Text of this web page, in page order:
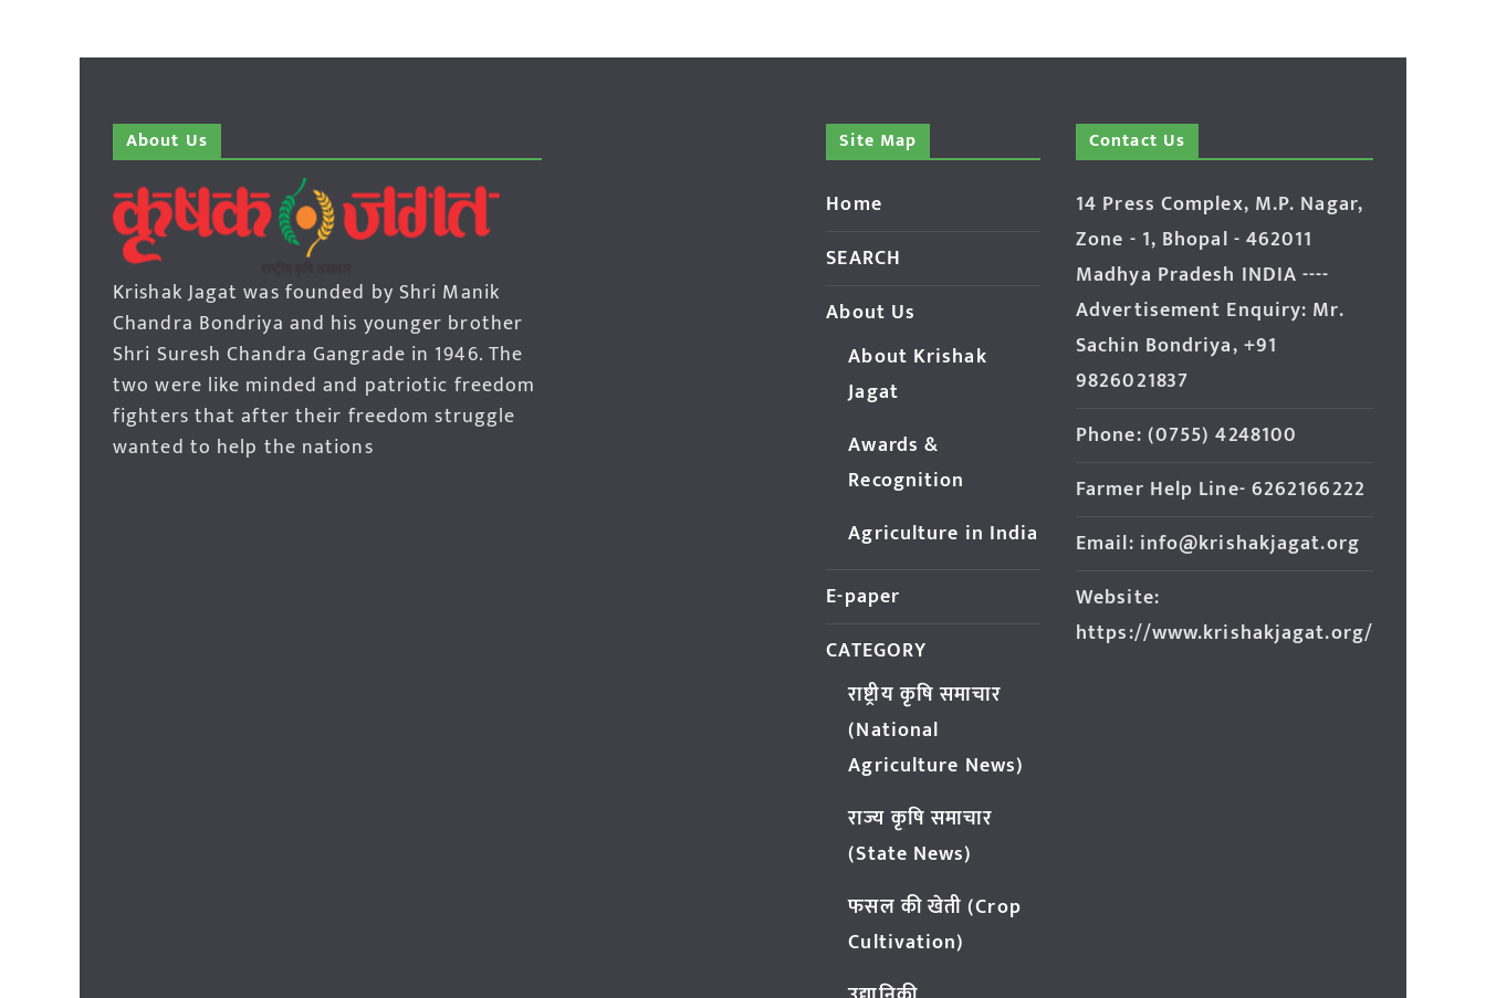
About Us
Krishak Jagat was founded by Shri Manik
Chandra Bondriya and his younger brother
Shri Suresh Chandra Gangrade in 1946. The
two were like minded and patriotic freedom
fighters that after their freedom struggle
wanted to help the nations
Site Map
Home
SEARCH
About Us
About Krishak
Jagat
Awards &
Recognition
Agriculture in India
E-paper
CATEGORY
राष्ट्रीय कृषि समाचार
(National
Agriculture News)
राज्य कृषि समाचार
(State News)
फसल की खेती (Crop
Cultivation)
Contact Us
14 Press Complex, M.P. Nagar,
Zone - 1, Bhopal - 462011
Madhya Pradesh INDIA ----
Advertisement Enquiry: Mr.
Sachin Bondriya, +91
9826021837
Phone: (0755) 4248100
Farmer Help Line- 6262166222
Email: info@krishakjagat.org
Website:
https://www.krishakjagat.org/